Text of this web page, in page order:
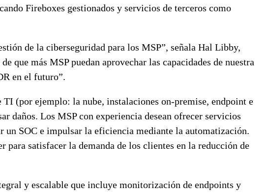
Fireboxes gestionados y servicios de terceros como
de la ciberseguridad para los MSP”, señala Hal Libby,
que más MSP puedan aprovechar las capacidades de nuestra
en el futuro”.
(por ejemplo: la nube, instalaciones on-premise, endpoint e
daños. Los MSP con experiencia desean ofrecer servicios
un SOC e impulsar la eficiencia mediante la automatización.
satisfacer la demanda de los clientes en la reducción de
y escalable que incluye monitorización de endpoints y